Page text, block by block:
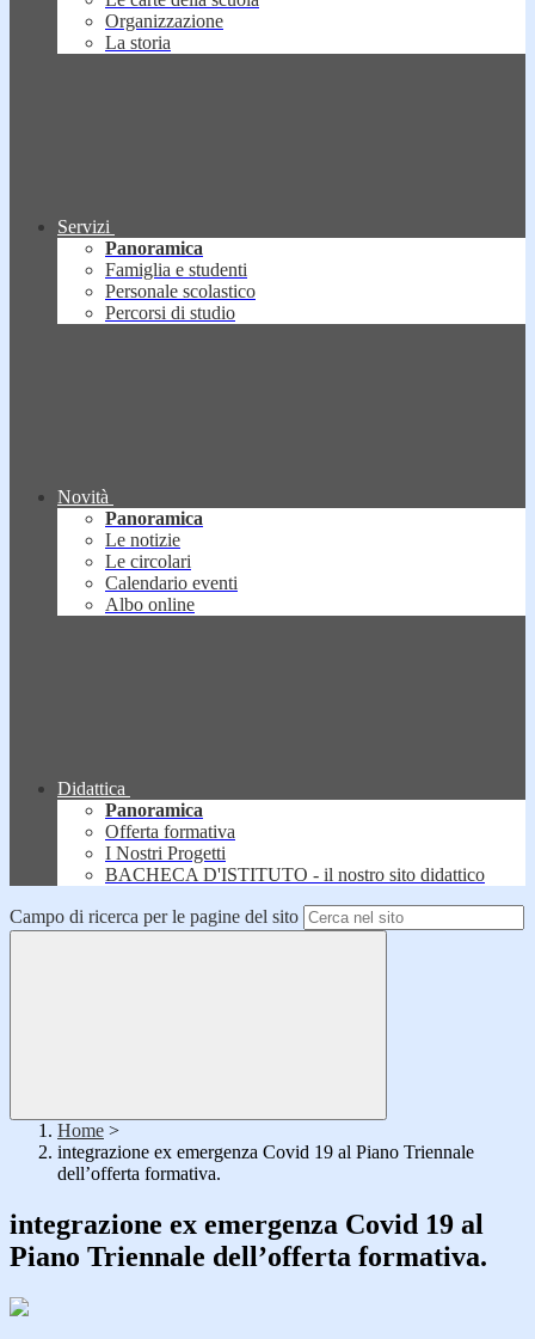
Organizzazione
La storia
Servizi
Panoramica
Famiglia e studenti
Personale scolastico
Percorsi di studio
Novità
Panoramica
Le notizie
Le circolari
Calendario eventi
Albo online
Didattica
Panoramica
Offerta formativa
I Nostri Progetti
BACHECA D'ISTITUTO - il nostro sito didattico
Campo di ricerca per le pagine del sito
Home >
integrazione ex emergenza Covid 19 al Piano Triennale
dell’offerta formativa.
integrazione ex emergenza Covid 19 al
Piano Triennale dell’offerta formativa.